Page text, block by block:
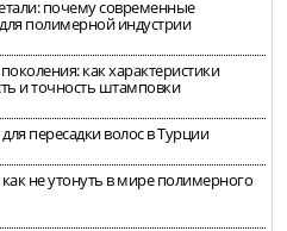
почему современные
полимерной индустрии
как характеристики
и точность штамповки
пересадки волос в Турции
не утонуть в мире полимерного